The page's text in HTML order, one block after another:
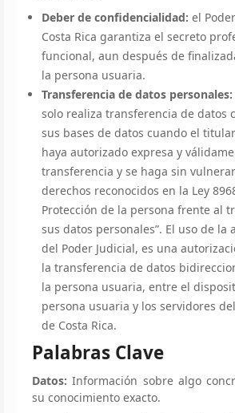
Deber de confidencialidad: el
Costa Rica garantiza el secreto
funcional, aun después de
la persona usuaria.
Transferencia de datos personales:
solo realiza transferencia de datos
sus bases de datos cuando el
haya autorizado expresa y
transferencia y se haga sin
derechos reconocidos en la Ley
Protección de la persona frente al
sus datos personales”. El uso de la
del Poder Judicial, es una
la transferencia de datos
la persona usuaria, entre el
persona usuaria y los servidores
de Costa Rica.
Palabras Clave
Datos: Información sobre algo
su conocimiento exacto.